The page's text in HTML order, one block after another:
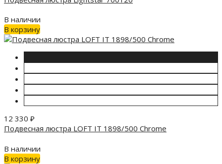
В наличии
В корзину
12 330 ₽
Подвесная люстра LOFT IT 1898/500 Chrome
В наличии
В корзину